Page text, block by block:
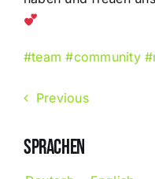
#team #community
Previous
SPRACHEN